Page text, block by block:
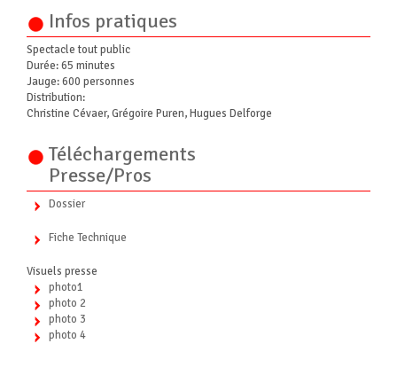
Infos pratiques
Spectacle tout public
Durée: 65 minutes
Jauge: 600 personnes
Distribution:
Christine Cévaer, Grégoire Puren, Hugues Delforge
Téléchargements
Presse/Pros
Dossier
Fiche Technique
Visuels presse
photo1
photo 2
photo 3
photo 4